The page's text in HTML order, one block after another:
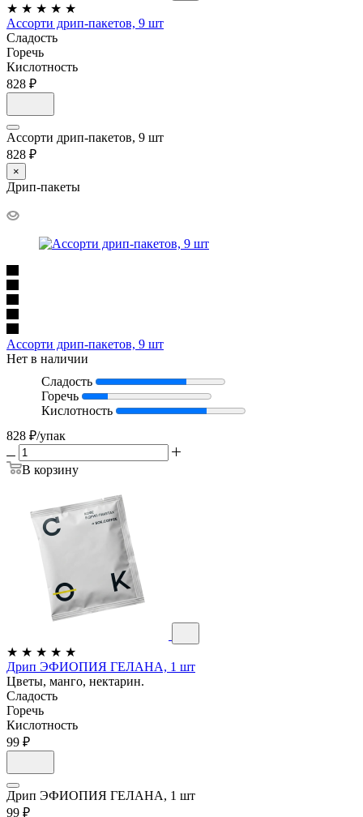
★ ★ ★ ★ ★
Ассорти дрип-пакетов, 9 шт
Сладость
Горечь
Кислотность
828 ₽
Ассорти дрип-пакетов, 9 шт
828 ₽
×
Дрип-пакеты
Ассорти дрип-пакетов, 9 шт
Нет в наличии
Сладость
Горечь
Кислотность
828 ₽/упак
В корзину
★ ★ ★ ★ ★
Дрип ЭФИОПИЯ ГЕЛАНА, 1 шт
Цветы, манго, нектарин.
Сладость
Горечь
Кислотность
99 ₽
Дрип ЭФИОПИЯ ГЕЛАНА, 1 шт
99 ₽